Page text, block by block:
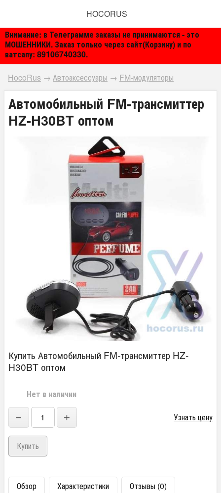
Внимание: в Телеграмме заказы не принимаются - это
МОШЕННИКИ. Заказ только через сайт(Корзину) и по
ватсапу: 89106740330.
HOCORUS
HocoRus → Автоаксессуары → FM-модуляторы
Автомобильный FM-трансмиттер
HZ-H30BT оптом
Купить Автомобильный FM-трансмиттер HZ-
H30BT оптом
Нет в наличии
− + Узнать цену
Обзор Характеристики
Отзывы (0)